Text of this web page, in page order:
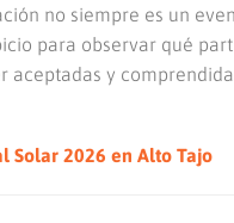
no siempre es un
para observar qué
aceptadas y
Solar 2026 en Alto Tajo